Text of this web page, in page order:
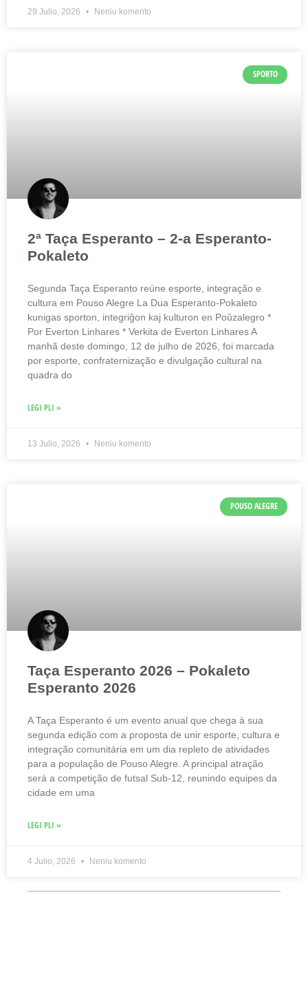
29 Julio, 2026 Neniu komento
SPORTO
2ª Taça Esperanto – 2-a Esperanto-
Pokaleto
Segunda Taça Esperanto reúne esporte, integração e
cultura em Pouso Alegre La Dua Esperanto-Pokaleto
kunigas sporton, integriĝon kaj kulturon en Poŭzalegro *
Por Everton Linhares * Verkita de Everton Linhares A
manhã deste domingo, 12 de julho de 2026, foi marcada
por esporte, confraternização e divulgação cultural na
quadra do
LEGI PLI »
13 Julio, 2026 Neniu komento
POUSO ALEGRE
Taça Esperanto 2026 – Pokaleto
Esperanto 2026
A Taça Esperanto é um evento anual que chega à sua
segunda edição com a proposta de unir esporte, cultura e
integração comunitária em um dia repleto de atividades
para a população de Pouso Alegre. A principal atração
será a competição de futsal Sub-12, reunindo equipes da
cidade em uma
LEGI PLI »
4 Julio, 2026 Neniu komento